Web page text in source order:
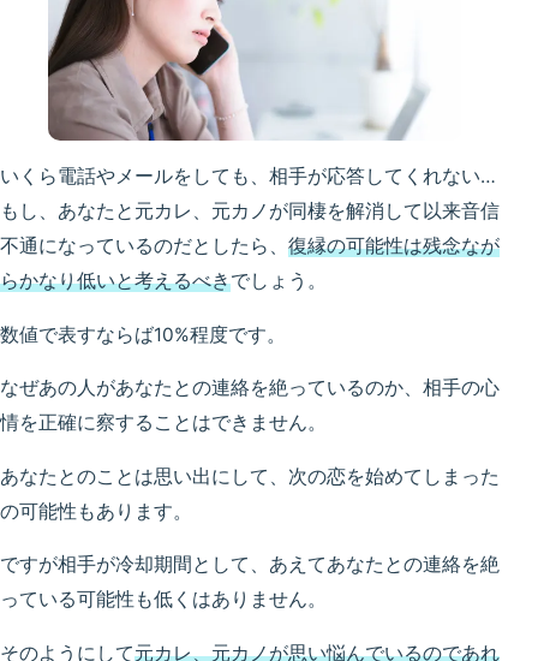
いくら電話やメールをしても、相手が応答してくれない…
もし、あなたと元カレ、元カノが同棲を解消して以来音信
不通になっているのだとしたら、 復縁の可能性は残念なが
らかなり低いと考えるべきでしょう。
数値で表すならば10%程度です。
なぜあの人があなたとの連絡を絶っているのか、相手の心
情を正確に察することはできません。
あなたとのことは思い出にして、次の恋を始めてしまった
の可能性もあります。
ですが相手が冷却期間として、あえてあなたとの連絡を絶
っている可能性も低くはありません。
そのようにして元カレ、元カノが思い悩んでいるのであれ